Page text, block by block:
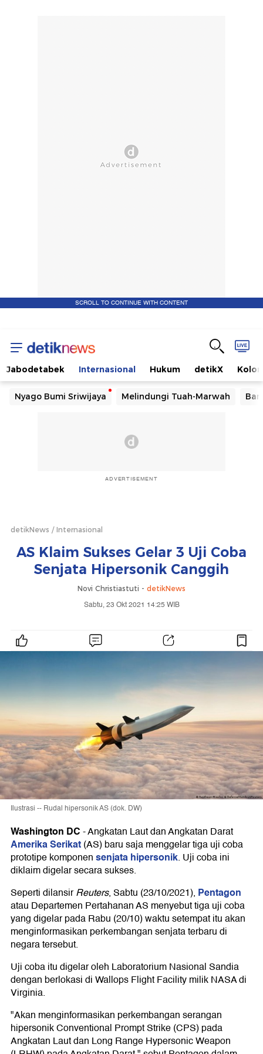
SCROLL TO CONTINUE WITH CONTENT
Jabodetabek Internasional Hukum detikX
Nyago Bumi Sriwijaya Melindungi Tuah-Marwah
ADVERTISEMENT
detikNews Internasional
AS Klaim Sukses Gelar 3 Uji Coba
Senjata Hipersonik Canggih
Novi Christiastuti - detikNews
Sabtu, 23 Okt 2021 14:25 WIB
Ilustrasi -- Rudal hipersonik AS (dok. DW)
Washington DC-Angkatan Laut dan Angkatan Darat
Amerika Serikat(AS) baru saja menggelar tiga uji coba
prototipe komponensenjata hipersonik. Uji coba ini
diklaim digelar secara sukses.
Seperti dilansirReuters, Sabtu (23/10/2021), Pentagon
atau Departemen Pertahanan AS menyebut tiga uji coba
yang digelar pada Rabu (20/10) waktu setempat itu akan
menginformasikan perkembangan senjata terbaru di
negara tersebut.
Uji coba itu digelar oleh Laboratorium Nasional Sandia
dengan berlokasi di Wallops Flight Facility milik NASA di
Virginia.
"Akan menginformasikan perkembangan serangan
hipersonik Conventional Prompt Strike (CPS) pada
Angkatan Laut dan Long Range Hypersonic Weapon